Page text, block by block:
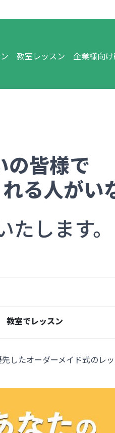
教室レッスン 企業様向
の皆様で
る人がい
たします。
教室でレッスン
したオーダーメイド式のレッ